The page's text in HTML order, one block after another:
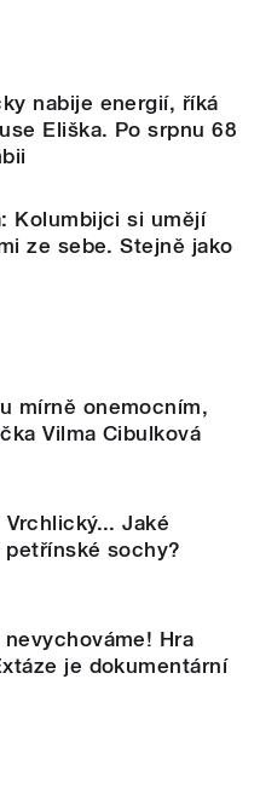
nabije energií, říká
Eliška. Po srpnu 68
Kolumbijci si umějí
ze sebe. Stejně jako
mírně onemocním,
Vilma Cibulková
Jaké
sochy?
Hra
je dokumentární